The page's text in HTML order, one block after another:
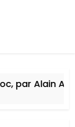
par Alain